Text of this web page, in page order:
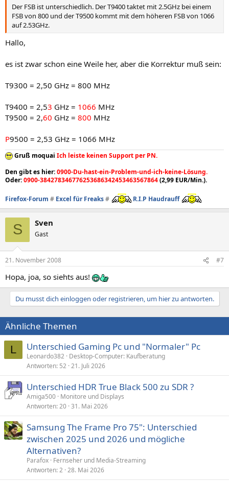
Der FSB ist unterschiedlich. Der T9400 taktet mit 2.5GHz bei einem
FSB von 800 und der T9500 kommt mit dem höheren FSB von 1066
auf 2.53GHz.
Hallo,
es ist zwar schon eine Weile her, aber die Korrektur muß sein:
T9300 = 2,50 GHz = 800 MHz
T9400 = 2,53 GHz = 1066 MHz
T9500 = 2,60 GHz = 800 MHz
P9500 = 2,53 GHz = 1066 MHz
Gruß moquai Ich leiste keinen Support per PN.
Den gibt es hier:0900-Du-hast-ein-Problem-und-ich-keine-Lösung.
Oder:0900-384278346776253686342453463567864(2,99 EUR/Min.).
Firefox-Forum # Excel für Freaks# R.I.P Haudrauff
S Sven
Gast
21. November 2008 #7
Hopa, joa, so siehts aus!
Du musst dich einloggen oder registrieren, um hier zu antworten.
Ähnliche Themen
L Unterschied Gaming Pc und "Normaler" Pc
Leonardo382 Desktop-Computer: Kaufberatung
Antworten 52 21. Juli 2026
Unterschied HDR True Black 500 zu SDR ?
Amiga500 Monitore und Displays
Antworten 20 31. Mai 2026
Samsung The Frame Pro 75": Unterschied
zwischen 2025 und 2026 und mögliche
Alternativen?
Parafox Fernseher und Media-Streaming
Antworten 2 28. Mai 2026